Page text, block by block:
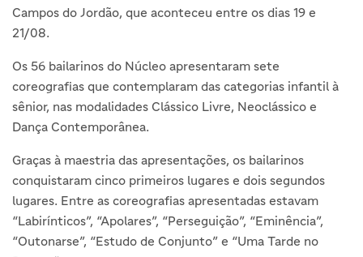
Campos do Jordão, que aconteceu entre os dias 19 e
21/08.
Os 56 bailarinos do Núcleo apresentaram sete
coreografias que contemplaram das categorias infantil à
sênior, nas modalidades Clássico Livre, Neoclássico e
Dança Contemporânea.
Graças à maestria das apresentações, os bailarinos
conquistaram cinco primeiros lugares e dois segundos
lugares. Entre as coreografias apresentadas estavam
“Labirínticos”, “Apolares”, “Perseguição”, “Eminência”,
“Outonarse”, “Estudo de Conjunto” e “Uma Tarde no